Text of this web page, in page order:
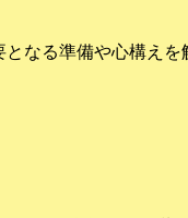
なる準備や心構え